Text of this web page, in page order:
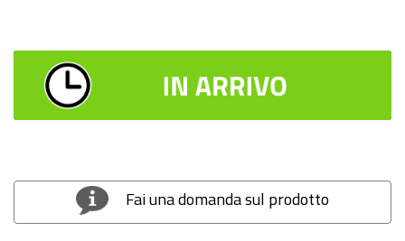
Fai una domanda sul prodotto